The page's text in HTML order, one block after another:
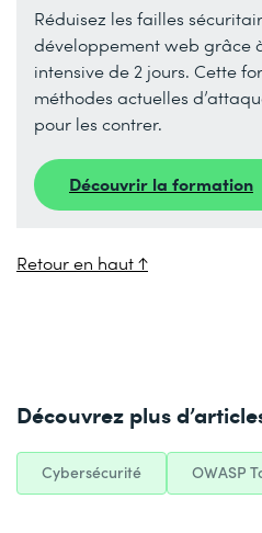
Réduisez les failles
développement web grâce
intensive de 2 jours. Cette
méthodes actuelles
pour les contrer.
Découvrir la formation
Retour en haut ↑
Découvrez plus
Cybersécurité OWASP